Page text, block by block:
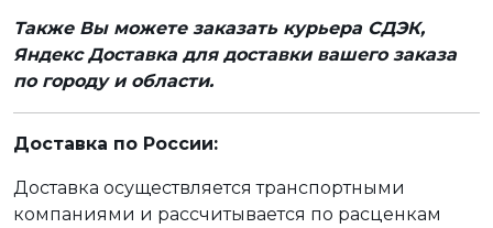
Также Вы можете заказать курьера СДЭК,
Яндекс Доставка для доставки вашего заказа
по городу и области.
Доставка по России:
Доставка осуществляется транспортными
компаниями и рассчитывается по расценкам